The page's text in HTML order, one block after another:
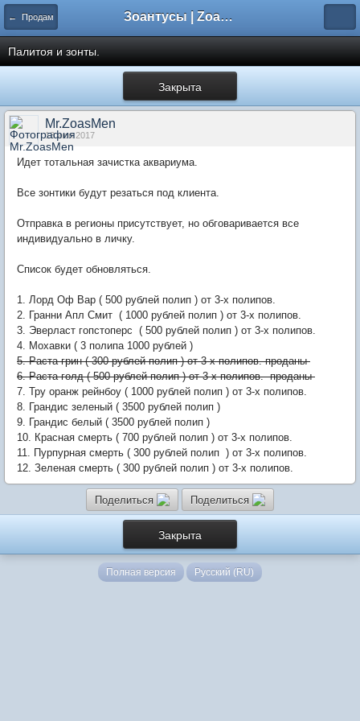
← Продам Зоантусы | Zoasfan.ru
Палитоя и зонты.
Закрыта
Mr.ZoasMen
13 июн 2017
Идет тотальная зачистка аквариума.
Все зонтики будут резаться под клиента.
Отправка в регионы присутствует, но обговаривается все
индивидуально в личку.
Список будет обновляться.
1. Лорд Оф Вар ( 500 рублей полип ) от 3-х полипов.
2. Гранни Апл Смит ( 1000 рублей полип ) от 3-х полипов.
3. Эверласт гопстоперс ( 500 рублей полип ) от 3-х полипов.
4. Мохавки ( 3 полипа 1000 рублей )
5. Раста грин ( 300 рублей полип ) от 3-х полипов. проданы
6. Раста голд ( 500 рублей полип ) от 3-х полипов. проданы
7. Тру оранж рейнбоу ( 1000 рублей полип ) от 3-х полипов.
8. Грандис зеленый ( 3500 рублей полип )
9. Грандис белый ( 3500 рублей полип )
10. Красная смерть ( 700 рублей полип ) от 3-х полипов.
11. Пурпурная смерть ( 300 рублей полип ) от 3-х полипов.
12. Зеленая смерть ( 300 рублей полип ) от 3-х полипов.
Поделиться Поделиться
Закрыта
Полная версия Русский (RU)